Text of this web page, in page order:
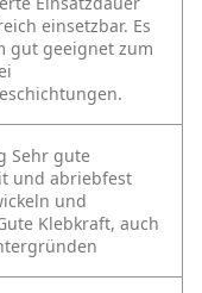
einsetzbar. Es
gut geeignet zum
Sehr gute
und abriebfest
und
Klebkraft, auch